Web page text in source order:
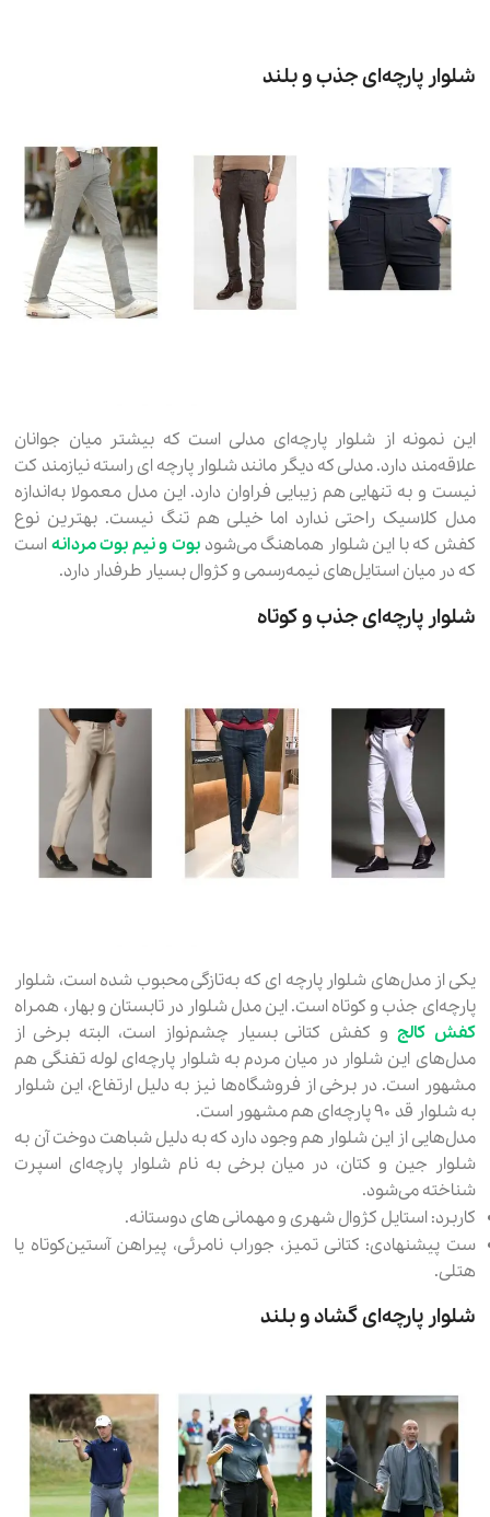
شلوار پارچه‌ای جذب و بلند
این نمونه از شلوار پارچه‌ای مدلی است که بیشتر میان جوانان
علاقه‌مند دارد. مدلی که دیگر مانند شلوار پارچه ای راسته نیازمند کت
نیست و به‌ تنهایی هم زیبایی فراوان دارد. این مدل معمولا به‌اندازه
مدل کلاسیک راحتی ندارد اما خیلی هم تنگ نیست. بهترین نوع
کفش که با این شلوار هماهنگ می‌شود بوت و نیم بوت مردانهاست
که در میان استایل‌های نیمه‌رسمی و کژوال بسیار طرفدار دارد.
شلوار پارچه‌ای جذب و کوتاه
یکی از مدل‌های شلوار پارچه ای که به‌تازگی محبوب شده است، شلوار
پارچه‌ای جذب و کوتاه است. این مدل شلوار در تابستان و بهار، همراه
کفش کالج و کفش کتانی بسیار چشم‌نواز است، البته برخی از
مدل‌های این شلوار در میان مردم به شلوار پارچه‌ای لوله تفنگی هم
مشهور است. در برخی از فروشگاه‌ها نیز به دلیل ارتفاع، این شلوار
به شلوار قد ۹۰ پارچه‌ای هم مشهور است.
مدل‌هایی از این شلوار هم وجود دارد که به دلیل شباهت دوخت آن به
شلوار جین و کتان، در میان برخی به نام شلوار پارچه‌ای اسپرت
شناخته می‌شود.
کاربرد: استایل کژوال شهری و مهمانی های دوستانه.
ست پیشنهادی: کتانی تمیز، جوراب نامرئی، پیراهن آستین‌کوتاه یا
هتلی.
شلوار پارچه‌ای گشاد و بلند